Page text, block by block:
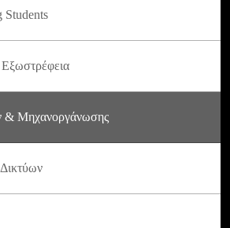
Students
Εξωστρέφεια
& Μηχανοργάνωσης